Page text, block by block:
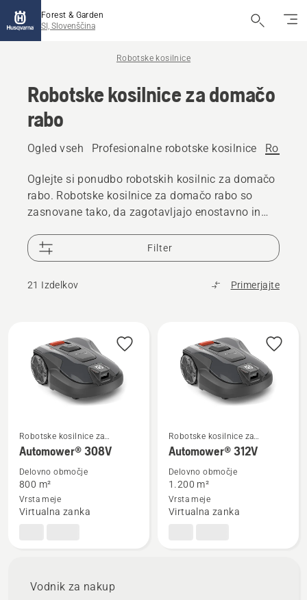
Forest & Garden
SI, Slovenščina
Robotske kosilnice
Robotske kosilnice za domačo
rabo
Ogled vseh Profesionalne robotske kosilnice
Oglejte si ponudbo robotskih kosilnic za domačo
rabo. Robotske kosilnice za domačo rabo so
zasnovane tako, da zagotavljajo enostavno in
domače vrtove vseh velikosti in oblik. Te
inovativne kosilnice omogočajo vzdrževanje
čudovite zelenice z malo truda, kar pomeni, da
Filter
21 Izdelkov Primerjajte
Vodnik za nakup
Oglejte
več
podrobnosti
Robotske kosilnice za
domačo rabo
Automower® 308V
Delovno območje
800 m²
Vrsta meje
Virtualna zanka
Oglejte
več
podrobnosti
Robotske kosilnice za
domačo rabo
Automower® 312V
Delovno območje
1.200 m²
Vrsta meje
Virtualna zanka